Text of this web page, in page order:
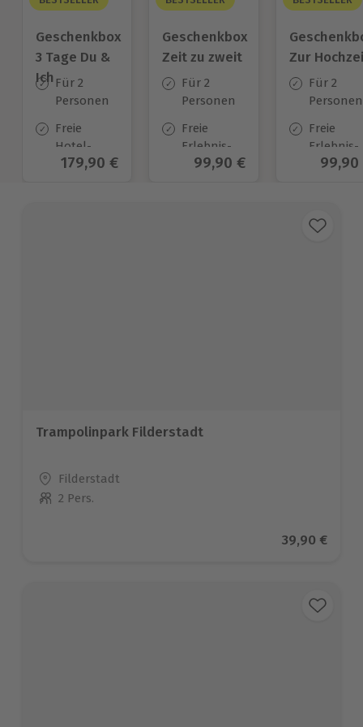
Geschenkbox
3 Tage Du &
Ich Für 2
Personen
Freie
Hotel-
Auswahl
Aktueller Preis
179,90 €
Geschenkbox
Zeit zu zweit
Für 2
Personen
Freie
Erlebnis-
Auswahl
Aktueller Preis
99,90 €
Zur
Für 2
Personen
Freie
Erlebnis-
Auswahl
99,90
Trampolinpark Filderstadt
Standort
Filderstadt
Anzahl der Teilnehmer
2 Pers.
Aktueller
39,90 €